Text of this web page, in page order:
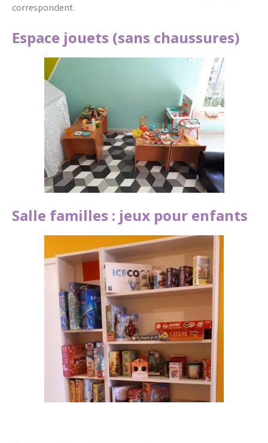
correspondent.
Espace jouets (sans chaussures)
Salle familles : jeux pour enfants